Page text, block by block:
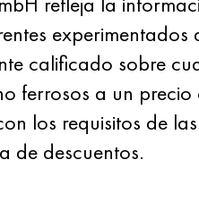
calificado sobre
ferrosos a un
los requisitos de
de descuentos.